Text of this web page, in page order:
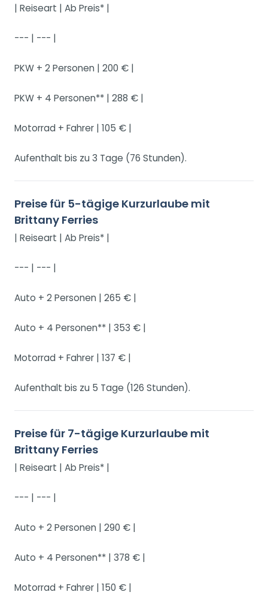
| Reiseart | Ab Preis* |
--- | --- |
PKW + 2 Personen | 200 € |
PKW + 4 Personen** | 288 € |
Motorrad + Fahrer | 105 € |
Aufenthalt bis zu 3 Tage (76 Stunden).
Preise für 5-tägige Kurzurlaube mit
Brittany Ferries
| Reiseart | Ab Preis* |
--- | --- |
Auto + 2 Personen | 265 € |
Auto + 4 Personen** | 353 € |
Motorrad + Fahrer | 137 € |
Aufenthalt bis zu 5 Tage (126 Stunden).
Preise für 7-tägige Kurzurlaube mit
Brittany Ferries
| Reiseart | Ab Preis* |
--- | --- |
Auto + 2 Personen | 290 € |
Auto + 4 Personen** | 378 € |
Motorrad + Fahrer | 150 € |